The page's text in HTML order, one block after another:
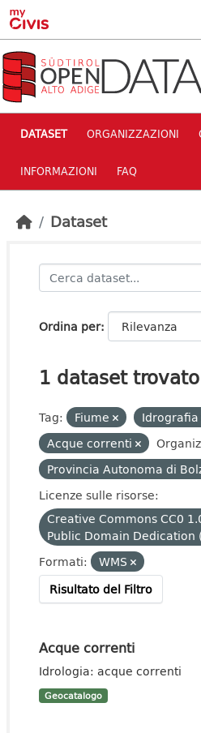
Skip to main content
DATASET ORGANIZZAZIONI
INFORMAZIONI FAQ
Dataset
Ordina per
1 dataset trovato
Tag: Fiume Idrografia
Acque correnti
Provincia Autonoma di
Licenze sulle risorse:
Creative Commons CC0
Public Domain Dedication
Formati:
WMS
Risultato del Filtro
Acque correnti
Idrologia: acque correnti
Geocatalogo